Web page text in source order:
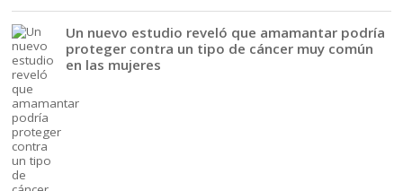
Un nuevo estudio reveló que amamantar podría
proteger contra un tipo de cáncer muy común
en las mujeres